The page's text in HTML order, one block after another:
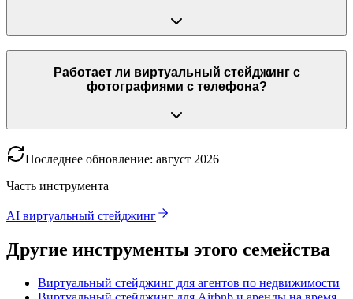
Работает ли виртуальный стейджинг с
фотографиями с телефона?
Последнее обновление: август 2026
Часть инструмента
AI виртуальный стейджинг
Другие инструменты этого семейства
Виртуальный стейджинг для агентов по недвижимости